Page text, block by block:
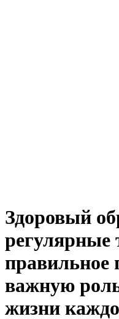
Здоровый
регулярные
правильное
важную
жизни